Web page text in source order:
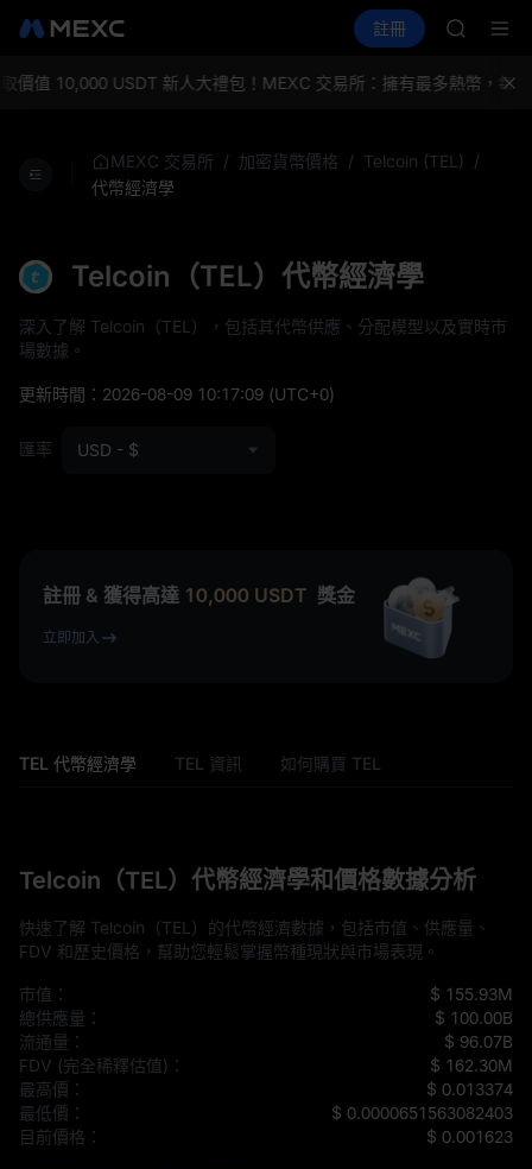
SPCX 理財 活
註冊
AAOI
AAOI
價值 10,000 USDT 新人大禮包！ MEXC 交易所：擁有最多熱幣，每日
MEXC 交易所 / 加密貨幣價格 / Telcoin (TEL)
/
代幣經濟學
Telcoin（TEL）代幣經濟學
深入了解 Telcoin（TEL），包括其代幣供應、分配模型以及實時市
場數據。
更新時間： 2026-08-09 10:17:09 (UTC+0)
匯率 USD - $
註冊 & 獲得高達 10,000 USDT 獎金
立即加入
TEL 代幣經濟學 TEL 資訊 如何購買 TEL
Telcoin（TEL）代幣經濟學和價格數據分析
快速了解 Telcoin（TEL）的代幣經濟數據，包括市值、供應量、
FDV 和歷史價格，幫助您輕鬆掌握幣種現狀與市場表現。
市值：
$ 155.93M
總供應量：
$ 100.00B
流通量：
$ 96.07B
FDV (完全稀釋估值)：
$ 162.30M
最高價：
$ 0.013374
最低價：
$ 0.0000651563082403
目前價格：
$ 0.001623